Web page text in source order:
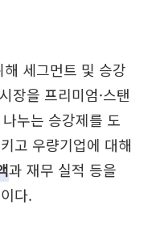
세그먼트 및 승강
장을 프리미엄·스탠
누는 승강제를 도
고 우량기업에 대해
과 재무 실적 등을
다.